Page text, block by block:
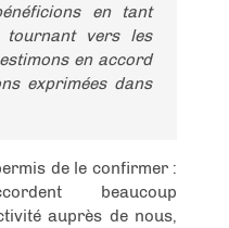
en tant
tournant vers les
en accord
exprimées dans
de le confirmer :
beaucoup
auprès de nous,